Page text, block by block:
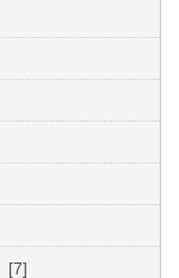
[7]